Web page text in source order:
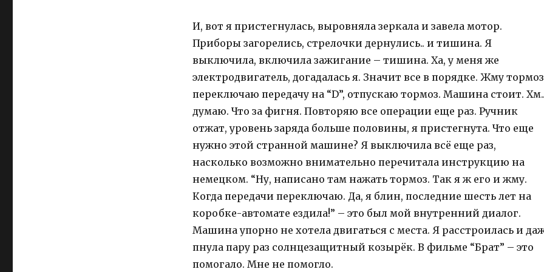
И, вот я пристегнулась, выровняла зеркала и завела мотор.
Приборы загорелись, стрелочки дернулись.. и тишина. Я
выключила, включила зажигание – тишина. Ха, у меня же
электродвигатель, догадалась я. Значит все в порядке. Жму
переключаю передачу на “D”, отпускаю тормоз. Машина стоит. Хм..
думаю. Что за фигня. Повторяю все операции еще раз. Ручник
отжат, уровень заряда больше половины, я пристегнута. Что еще
нужно этой странной машине? Я выключила всё еще раз,
насколько возможно внимательно перечитала инструкцию на
немецком. “Ну, написано там нажать тормоз. Так я ж его и жму.
Когда передачи переключаю. Да, я блин, последние шесть лет на
коробке-автомате ездила!” – это был мой внутренний диалог.
Машина упорно не хотела двигаться с места. Я расстроилась и
пнула пару раз солнцезащитный козырёк. В фильме “Брат” – это
помогало. Мне не помогло.